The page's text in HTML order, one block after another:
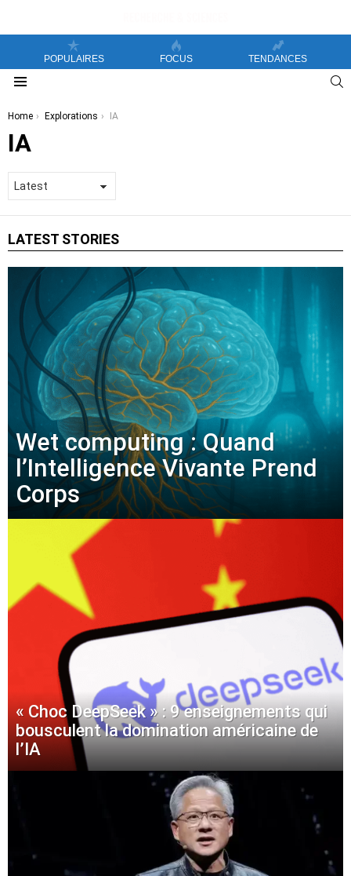
POPULAIRES FOCUS TENDANCES
You are here:
Home Explorations IA
IA
LATEST STORIES
Wet computing : Quand
l’Intelligence Vivante Prend
Corps
« Choc DeepSeek » : 9 enseignements qui
bousculent la domination américaine de
l’IA